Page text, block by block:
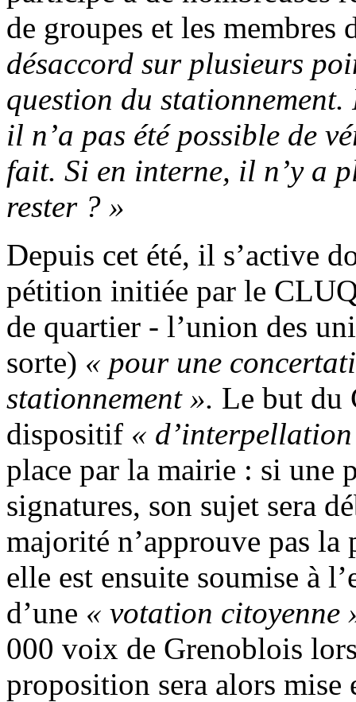
de groupes et les membres
désaccord sur plusieurs
question du
il n’a pas été possible de
fait. Si en interne, il n’y a
rester ? »
Depuis cet été, il s’active
pétition initiée par le
de quartier - l’union des
sorte) « pour une
stationnement ». Le but du
dispositif «
place par la mairie : si une
signatures, son sujet sera
majorité n’approuve pas
elle est ensuite soumise à
d’une « votation citoyenne
000 voix de Grenoblois
proposition sera alors